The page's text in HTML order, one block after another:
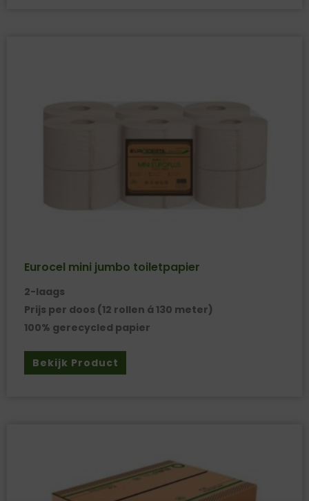
Eurocel mini jumbo toiletpapier
2-laags
Prijs per doos (12 rollen á 130 meter)
100% gerecycled papier
Bekijk Product